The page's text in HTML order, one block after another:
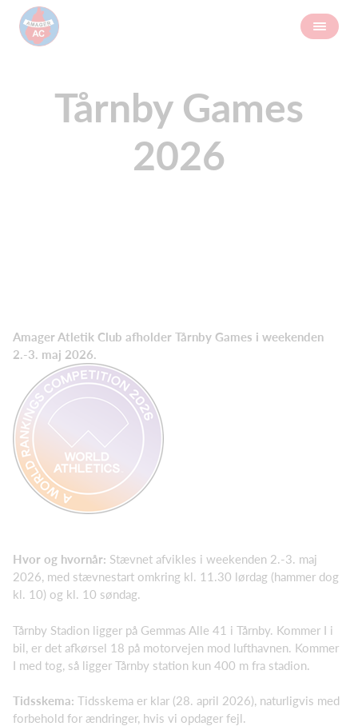
Tårnby Games
2026
Amager Atletik Club afholder Tårnby Games i weekenden
2.-3. maj 2026.
Hvor og hvornår: Stævnet afvikles i weekenden 2.-3. maj
2026, med stævnestart omkring kl. 11.30 lørdag (hammer dog
kl. 10) og kl. 10 søndag.
Tårnby Stadion ligger på Gemmas Alle 41 i Tårnby. Kommer I i
bil, er det afkørsel 18 på motorvejen mod lufthavnen. Kommer
I med tog, så ligger Tårnby station kun 400 m fra stadion.
Tidsskema: Tidsskema er klar (28. april 2026), naturligvis med
forbehold for ændringer, hvis vi opdager fejl.